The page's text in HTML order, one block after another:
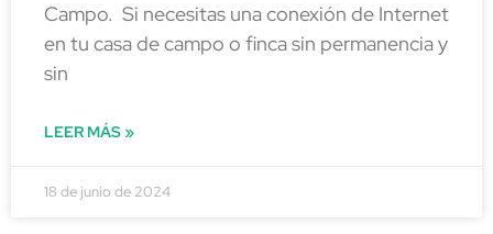
Campo. Si necesitas una conexión de Internet
en tu casa de campo o finca sin permanencia y
sin
LEER MÁS »
18 de junio de 2024